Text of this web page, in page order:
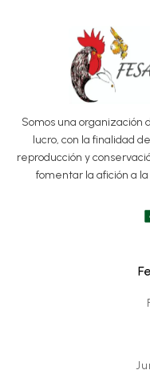
Somos una organización
lucro, con la finalidad
reproducción y
fomentar la afición a